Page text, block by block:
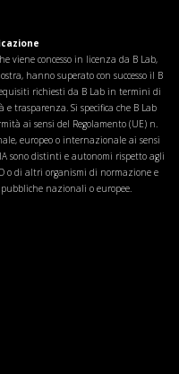
viene concesso in licenza da B Lab,
hanno superato con successo il B
richiesti da B Lab in termini di
trasparenza. Si specifica che B Lab
ai sensi del Regolamento (UE) n.
europeo o internazionale ai sensi
sono distinti e autonomi rispetto agli
o di altri organismi di normazione e
nazionali o europee.